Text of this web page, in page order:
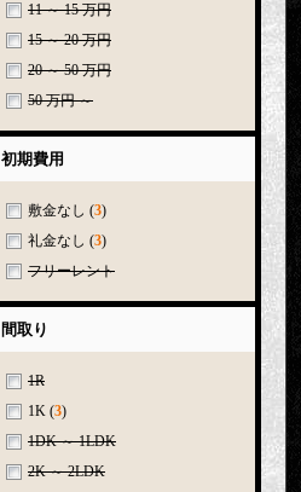
11 ～ 15 万円
15 ～ 20 万円
20 ～ 50 万円
50 万円 ～
初期費用
敷金なし (3)
礼金なし (3)
フリーレント
間取り
1R
1K (3)
1DK ～ 1LDK
2K ～ 2LDK